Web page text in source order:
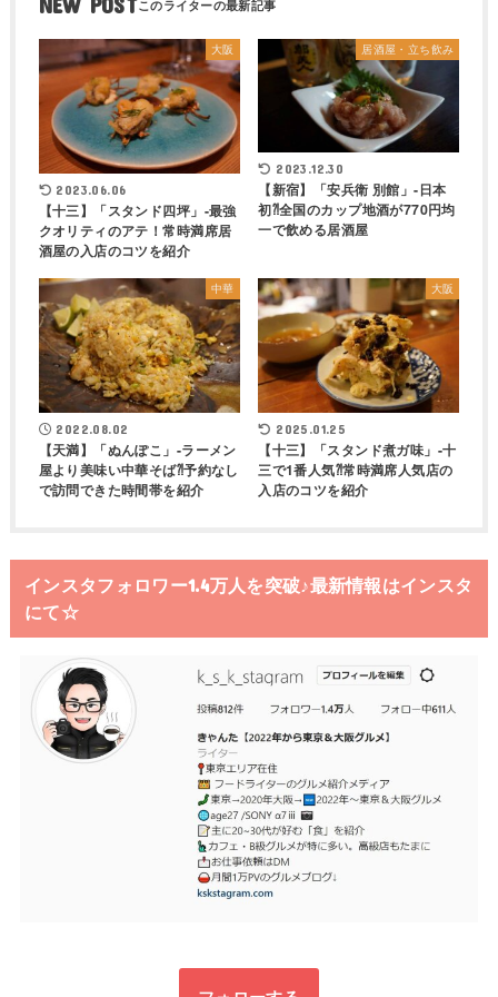
大阪
2023.06.06
【十三】「スタンド四坪」-最強
クオリティのアテ！常時満席居
酒屋の入店のコツを紹介
居酒屋・立ち飲み
2023.12.30
【新宿】「安兵衛 別館」-日本
初⁈全国のカップ地酒が770円均
一で飲める居酒屋
中華
2022.08.02
【天満】「ぬんぽこ」-ラーメン
屋より美味い中華そば⁈予約なし
で訪問できた時間帯を紹介
大阪
2025.01.25
【十三】「スタンド煮ガ味」-十
三で1番人気⁈常時満席人気店の
入店のコツを紹介
インスタフォロワー1.4万人を突破♪最新情報はインスタ
にて☆